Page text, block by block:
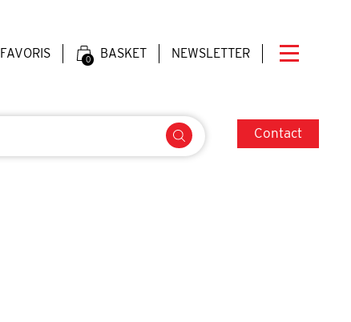
FAVORIS BASKET
0 NEWSLETTER
Contact